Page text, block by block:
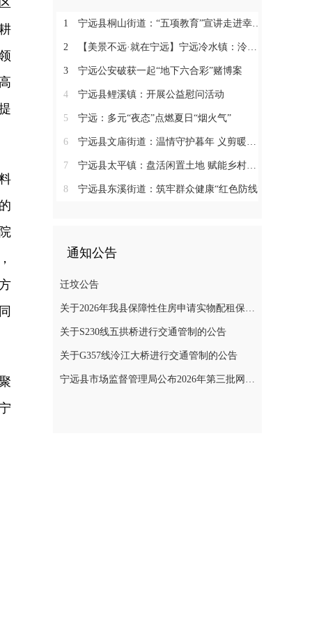
1 宁远县桐山街道：“五项教育”宣讲走进幸福村
2 【美景不远·就在宁远】宁远冷水镇：泠江润沃土 田园入画卷
3 宁远公安破获一起“地下六合彩”赌博案
4 宁远县鲤溪镇：开展公益慰问活动
5 宁远：多元“夜态”点燃夏日“烟火气”
6 宁远县文庙街道：温情守护暮年 义剪暖润民心
7 宁远县太平镇：盘活闲置土地 赋能乡村振兴
8 宁远县东溪街道：筑牢群众健康“红色防线”
通知公告
迁坟公告
关于2026年我县保障性住房申请实物配租保障家庭的公示(第十一批)
关于S230线五拱桥进行交通管制的公告
关于G357线泠江大桥进行交通管制的公告
宁远县市场监督管理局公布2026年第三批网络餐饮食品安全整治典型案例